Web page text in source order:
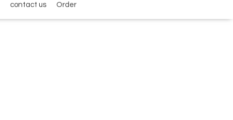
contact us Order